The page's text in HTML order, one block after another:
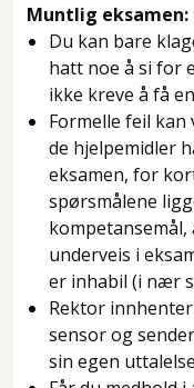
Muntlig eksamen:
Du kan bare
hatt noe å si for
ikke kreve å få
Formelle feil
de hjelpemidler
eksamen, for
spørsmålene
underveis i
er inhabil (i nær
Rektor
sensor og
sin egen